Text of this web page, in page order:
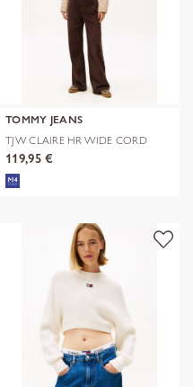
TOMMY JEANS
TJW CLAIRE HR WIDE CORD
119,95 €